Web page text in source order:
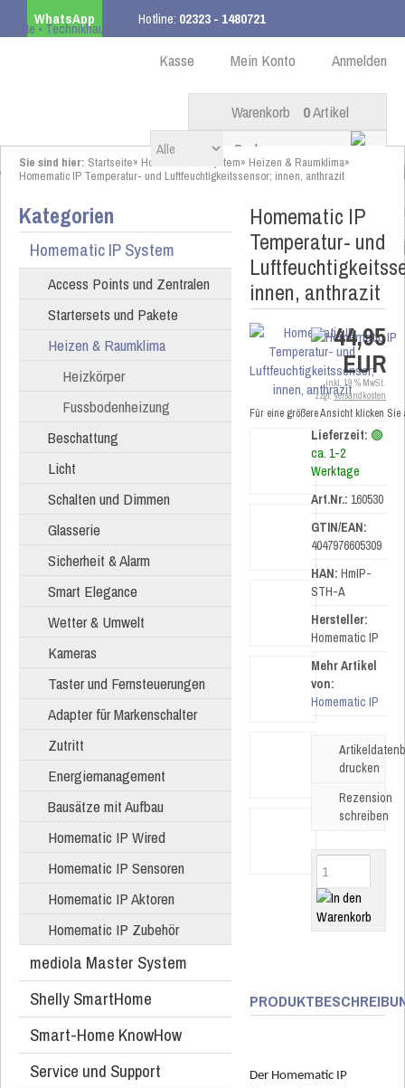
WhatsApp Hotline: 02323 - 1480721
ab 99,00 € innerhalb DE Anmelden
Mein Konto
Kasse
Warenkorb 0Artikel
Sie sind hier: Startseite» Homematic IP System» Heizen & Raumklima»
Homematic IP Temperatur- und Luftfeuchtigkeitssensor; innen, anthrazit
Kategorien
Homematic IP System
Access Points und Zentralen
Startersets und Pakete
Heizen & Raumklima
Heizkörper
Fussbodenheizung
Beschattung
Licht
Schalten und Dimmen
Glasserie
Sicherheit & Alarm
Smart Elegance
Wetter & Umwelt
Kameras
Taster und Fernsteuerungen
Adapter für Markenschalter
Zutritt
Energiemanagement
Bausätze mit Aufbau
Homematic IP Wired
Homematic IP Sensoren
Homematic IP Aktoren
Homematic IP Zubehör
mediola Master System
Shelly SmartHome
Smart-Home KnowHow
Service und Support
Homematic IP
Temperatur- und
innen, anthrazit
Für eine größere Ansicht klicken
44,95
EUR
inkl. 19 % MwSt.
zzgl.Versandkosten
Lieferzeit: 🟢
ca. 1-2
Werktage
Art.Nr.: 160530
GTIN/EAN:
4047976605309
HAN: HmIP-
STH-A
Hersteller:
Homematic IP
Mehr Artikel
von:
Homematic IP
drucken
Rezension
schreiben
Der Homematic IP